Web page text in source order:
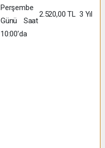
Perşembe
Günü Saat
10:00’da
2.520,00 TL 3 Yıl